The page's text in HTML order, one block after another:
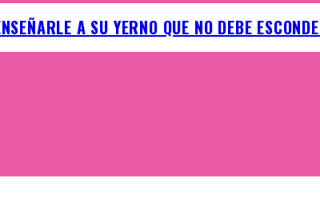
A SU YERNO QUE NO DEBE